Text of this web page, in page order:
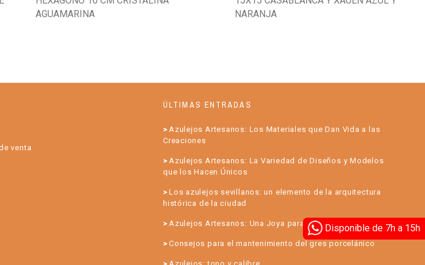
Disponible de 7h a 15h
AGUAMARINA
NARANJA
venta
ÚLTIMAS ENTRADAS
Azulejos Artesanos: Los Materiales que Dan Vida a las
Creaciones
Azulejos Artesanos: La Variedad de Diseños y Modelos
que los Hacen Únicos
Los azulejos sevillanos: un elemento de la arquitectura
histórica de la ciudad
Azulejos Artesanos: Una Joya para su Hogar
Consejos para el mantenimiento del gres porcelánico